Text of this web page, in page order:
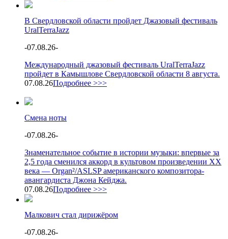
В Свердловской области пройдет Джазовый фестиваль
UralTerraJazz
-07.08.26-
Международный джазовый фестиваль UralTerraJazz
пройдет в Камышлове Свердловской области 8 августа.
07.08.26Подробнее >>>
Смена ноты
-07.08.26-
Знаменательное событие в истории музыки: впервые за
2,5 года сменился аккорд в культовом произведении XX
века — Organ²/ASLSP американского композитора-
авангардиста Джона Кейджа.
07.08.26Подробнее >>>
Малкович стал дирижёром
-07.08.26-